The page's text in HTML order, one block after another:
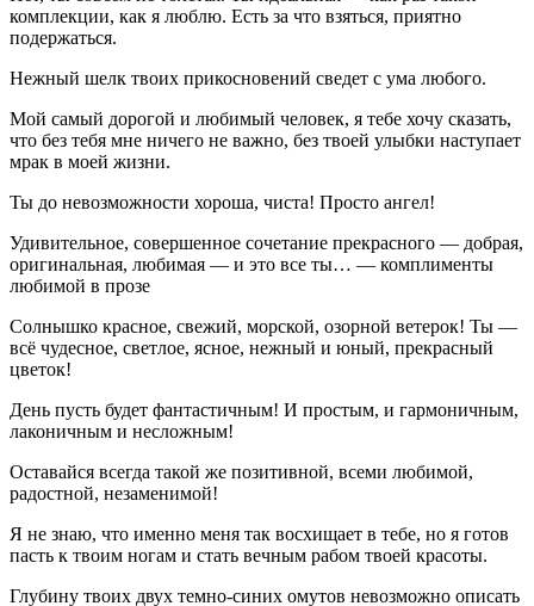
комплекции, как я люблю. Есть за что взяться, приятно
подержаться.
Нежный шелк твоих прикосновений сведет с ума любого.
Мой самый дорогой и любимый человек, я тебе хочу сказать,
что без тебя мне ничего не важно, без твоей улыбки наступает
мрак в моей жизни.
Ты до невозможности хороша, чиста! Просто ангел!
Удивительное, совершенное сочетание прекрасного — добрая,
оригинальная, любимая — и это все ты… — комплименты
любимой в прозе
Солнышко красное, свежий, морской, озорной ветерок! Ты —
всё чудесное, светлое, ясное, нежный и юный, прекрасный
цветок!
День пусть будет фантастичным! И простым, и гармоничным,
лаконичным и несложным!
Оставайся всегда такой же позитивной, всеми любимой,
радостной, незаменимой!
Я не знаю, что именно меня так восхищает в тебе, но я готов
пасть к твоим ногам и стать вечным рабом твоей красоты.
Глубину твоих двух темно-синих омутов невозможно описать